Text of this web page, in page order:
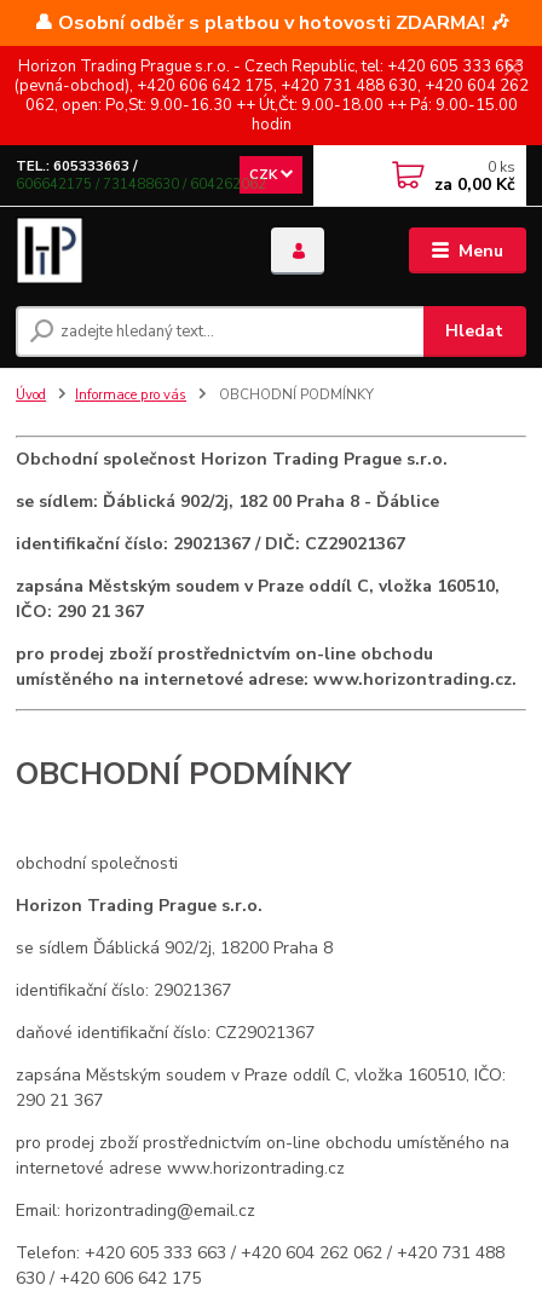
👤 Osobní odběr s platbou v hotovosti ZDARMA! 🎶
Horizon Trading Prague s.r.o. - Czech Republic, tel: +420 605 333 663
(pevná-obchod), +420 606 642 175, +420 731 488 630, +420 604 262
062, open: Po,St: 9.00-16.30 ++ Út,Čt: 9.00-18.00 ++ Pá: 9.00-15.00
hodin
Menu
CZK
Hledat
TEL.: 605333663 /
606642175 / 731488630 / 604262062
0 ks
za 0,00 Kč
Úvod Informace pro vás OBCHODNÍ PODMÍNKY
Obchodní společnost Horizon Trading Prague s.r.o.
se sídlem: Ďáblická 902/2j, 182 00 Praha 8 - Ďáblice
identifikační číslo: 29021367 / DIČ: CZ29021367
zapsána Městským soudem v Praze oddíl C, vložka 160510,
IČO: 290 21 367
pro prodej zboží prostřednictvím on-line obchodu
umístěného na internetové adrese: www.horizontrading.cz.
OBCHODNÍ PODMÍNKY
obchodní společnosti
Horizon Trading Prague s.r.o.
se sídlem Ďáblická 902/2j, 18200 Praha 8
identifikační číslo: 29021367
daňové identifikační číslo: CZ29021367
zapsána Městským soudem v Praze oddíl C, vložka 160510, IČO:
290 21 367
pro prodej zboží prostřednictvím on-line obchodu umístěného na
internetové adrese www.horizontrading.cz
Email: horizontrading@email.cz
Telefon: +420 605 333 663 / +420 604 262 062 / +420 731 488
630 / +420 606 642 175